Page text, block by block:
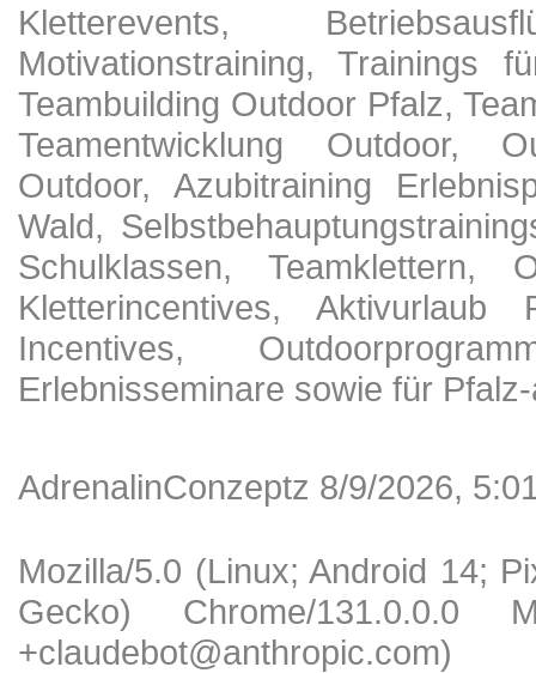
Kletterevents,
Motivationstraining, Trainings
Teambuilding Outdoor Pfalz,
Teamentwicklung Outdoor,
Outdoor, Azubitraining
Wald,
Schulklassen, Teamklettern,
Kletterincentives,
Incentives,
Erlebnisseminare sowie für
AdrenalinConzeptz 8/9/2026,
Mozilla/5.0 (Linux; Android 14;
Gecko) Chrome/131.0.0.0
+claudebot@anthropic.com)